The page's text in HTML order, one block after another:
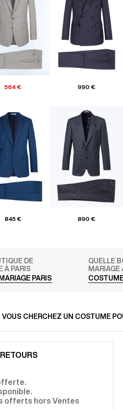
564 € 990 €
845 € 890 €
DE
À PARIS
PARIS
QUELLE
MARIAGE
VOUS CHERCHEZ UN COSTUME
offerts hors Ventes